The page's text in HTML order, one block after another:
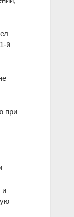
й
при
и